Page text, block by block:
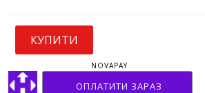
КУПИТИ
ОПЛАТИТИ ЗАРАЗ
NOVAPAY